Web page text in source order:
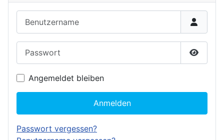
Angemeldet bleiben
Anmelden
Passwort vergessen?